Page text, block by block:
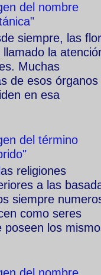
del nombre
siempre, las
llamado la
Muchas
de esos órganos
en esa
del término
religiones
a las
siempre
como seres
poseen los